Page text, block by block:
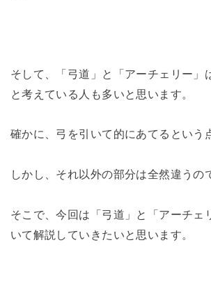
そして、「弓道」と「アーチェリー」
と考えている人も多いと思います。
確かに、弓を引いて的にあてるという
しかし、それ以外の部分は全然違うの
そこで、今回は「弓道」と「アーチェ
いて解説していきたいと思います。